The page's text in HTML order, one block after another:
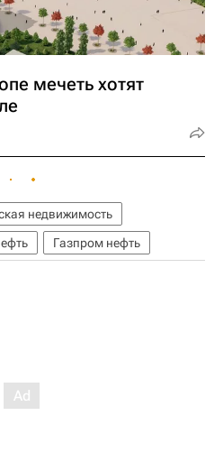
мечеть хотят
недвижимость
Газпром нефть